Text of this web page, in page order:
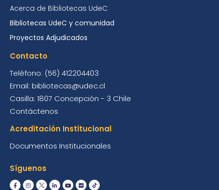
Acerca de Bibliotecas UdeC
Bibliotecas UdeC y comunidad
Proyectos Adjudicados
Contacto
Teléfono: (56) 412204403
Email: bibliotecas@udec.cl
Casilla: 1807 Concepción - 3 Chile
Contáctenos
Acreditación Institucional
Documentos Institucionales
Síguenos